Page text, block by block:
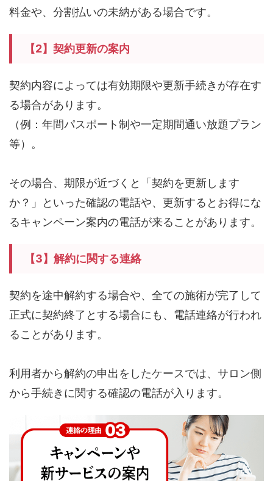
料金や、分割払いの未納がある場合です。
【2】契約更新の案内
契約内容によっては有効期限や更新手続きが存在す
る場合があります。
（例：年間パスポート制や一定期間通い放題プラン
等）。
その場合、期限が近づくと「契約を更新します
か？」といった確認の電話や、更新するとお得にな
るキャンペーン案内の電話が来ることがあります。
【3】解約に関する連絡
契約を途中解約する場合や、全ての施術が完了して
正式に契約終了とする場合にも、電話連絡が行われ
ることがあります。
利用者から解約の申出をしたケースでは、サロン側
から手続きに関する確認の電話が入ります。